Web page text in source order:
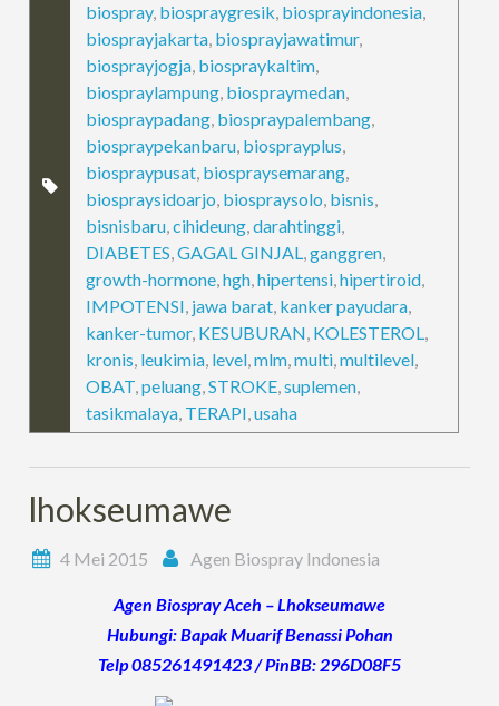
biospray, biospraygresik, biosprayindonesia,
biosprayjakarta, biosprayjawatimur,
biosprayjogja, biospraykaltim,
biospraylampung, biospraymedan,
biospraypadang, biospraypalembang,
biospraypekanbaru, biosprayplus,
biospraypusat, biospraysemarang,
biospraysidoarjo, biospraysolo, bisnis,
bisnisbaru,cihideung,darahtinggi,
DIABETES,GAGAL GINJAL,ganggren,
growth-hormone,hgh,hipertensi,hipertiroid,
IMPOTENSI, jawa barat, kanker payudara,
kanker-tumor, KESUBURAN, KOLESTEROL,
kronis, leukimia, level,mlm,multi,multilevel,
OBAT,peluang,STROKE,suplemen,
tasikmalaya, TERAPI,usaha
lhokseumawe
4 Mei 2015 Agen Biospray Indonesia
Agen Biospray Aceh – Lhokseumawe
Hubungi: Bapak Muarif Benassi Pohan
Telp 085261491423 / PinBB: 296D08F5